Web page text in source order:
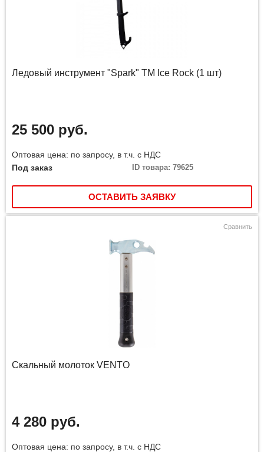
Ледовый инструмент "Spark" ТМ Ice Rock (1 шт)
25 500 руб.
Оптовая цена: по запросу, в т.ч. с НДС
Под заказ
ID товара: 79625
ОСТАВИТЬ ЗАЯВКУ
Сравнить
Скальный молоток VENTO
4 280 руб.
Оптовая цена: по запросу, в т.ч. с НДС